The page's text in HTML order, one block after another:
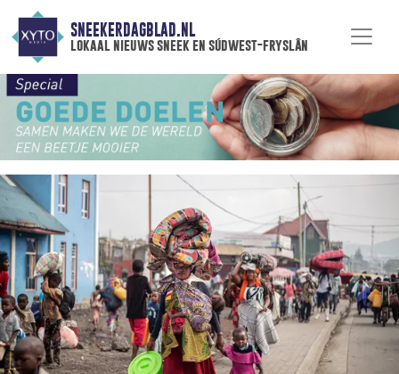
SNEEKERDAGBLAD.NL
lokaal nieuws sneek en súdwest-fryslân